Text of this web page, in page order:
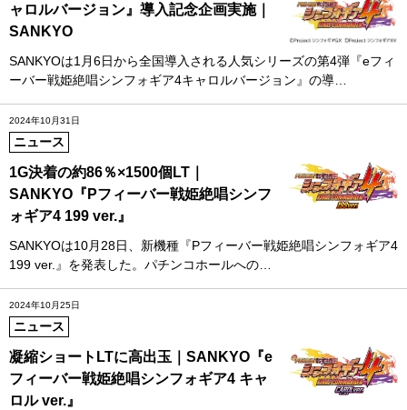
ャロルバージョン』導入記念企画実施｜
SANKYO
SANKYOは1月6日から全国導入される人気シリーズの第4弾『eフィ
ーバー戦姫絶唱シンフォギア4キャロルバージョン』の導…
2024年10月31日
ニュース
1G決着の約86％×1500個LT｜
SANKYO『Pフィーバー戦姫絶唱シンフ
ォギア4 199 ver.』
SANKYOは10月28日、新機種『Pフィーバー戦姫絶唱シンフォギア4
199 ver.』を発表した。パチンコホールへの…
2024年10月25日
ニュース
凝縮ショートLTに高出玉｜SANKYO『e
フィーバー戦姫絶唱シンフォギア4 キャ
ロル ver.』